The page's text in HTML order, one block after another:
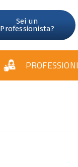
Sei un
Professionista?
PROFESSIONI